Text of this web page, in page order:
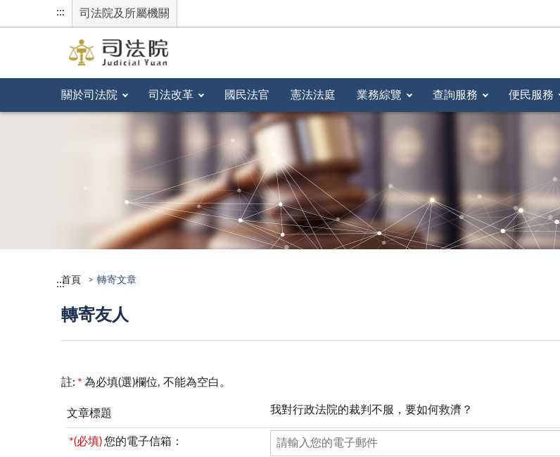
::: 司法院及所屬機關
關於司法院 司法改革 國民法官 憲法法庭 業務綜覽 查詢服務 便民服務
:::首頁 轉寄文章
轉寄友人
註: * 為必填(選)欄位, 不能為空白。
文章標題 我對行政法院的裁判不服，要如何救濟？
*(必填) 您的電子信箱：